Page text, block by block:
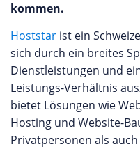
kommen.
Hoststar ist ein
sich durch ein breites
Dienstleistungen und
Leistungs-Verhältnis
bietet Lösungen wie
Hosting und Website-
Privatpersonen als